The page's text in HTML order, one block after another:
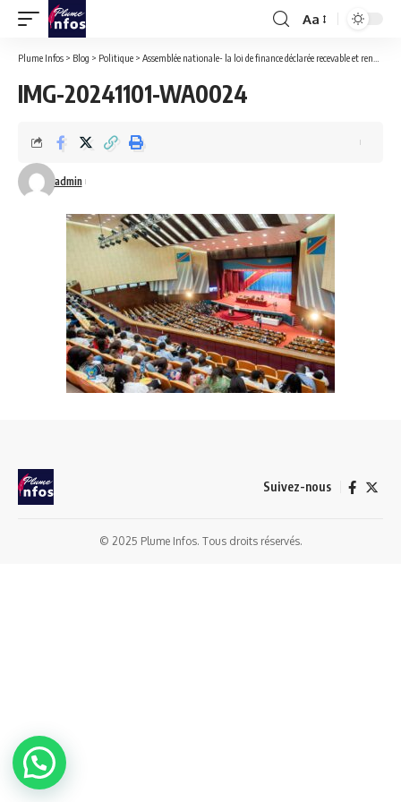
Font
Resizer
Aa
Plume Infos > Blog > Politique > Assemblée nationale- la loi de finance déclarée recevable et renvoyée à l’Ecofin pour un examen approfondi.
IMG-20241101-WA0024
admin
Suivez-nous
© 2025 Plume Infos. Tous droits réservés.